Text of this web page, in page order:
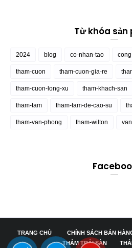
Từ khóa sản
2024 blog co-nhan-tao
tham-cuon tham-cuon-gia-re
tham-cuon-long-xu tham-khach-san
tham-tam tham-tam-de-cao-su
tham-van-phong tham-wilton
TRANG CHỦ CHÍNH SÁCH BÁN
THẢM TRẢI SÀN